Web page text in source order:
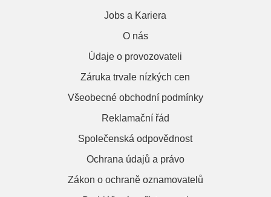
Jobs a Kariera
O nás
Údaje o provozovateli
Záruka trvale nízkých cen
Všeobecné obchodní podmínky
Reklamační řád
Společenská odpovědnost
Ochrana údajů a právo
Zákon o ochraně oznamovatelů